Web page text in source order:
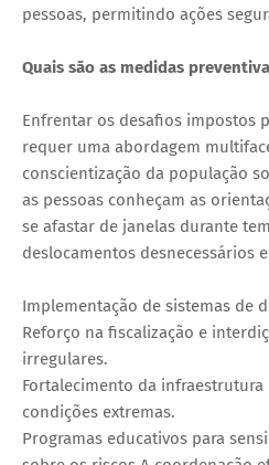
pessoas, permitindo ações
Quais são as medidas
Enfrentar os desafios impostos
requer uma abordagem
conscientização da população
as pessoas conheçam as
se afastar de janelas durante
deslocamentos desnecessários
Implementação de sistemas de
Reforço na fiscalização e
irregulares.
Fortalecimento da
condições extremas.
Programas educativos para